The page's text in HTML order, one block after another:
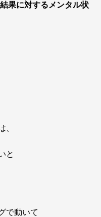
果に対するメンタル状
、
と
で動いて